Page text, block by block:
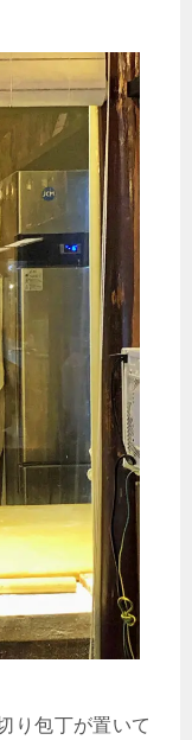
り包丁が置いて